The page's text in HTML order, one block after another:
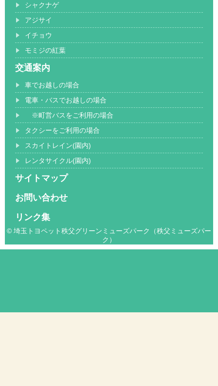
シャクナゲ
アジサイ
イチョウ
モミジの紅葉
交通案内
車でお越しの場合
電車・バスでお越しの場合
※町営バスをご利用の場合
タクシーをご利用の場合
スカイトレイン(園内)
レンタサイクル(園内)
サイトマップ
お問い合わせ
リンク集
© 埼玉トヨペット秩父グリーンミューズパーク（秩父ミューズパー
ク）